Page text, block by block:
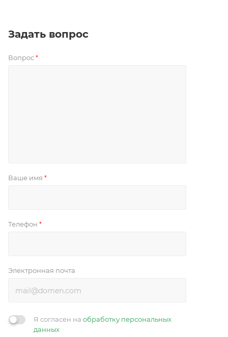
Задать вопрос
Вопрос *
Ваше имя *
Телефон *
Электронная почта
Я согласен на обработку персональных
данных